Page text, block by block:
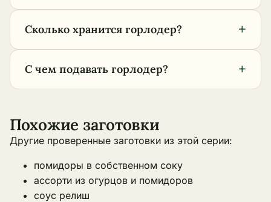
Сколько хранится горлодер? +
С чем подавать горлодер? +
Похожие заготовки
Другие проверенные заготовки из этой серии:
помидоры в собственном соку
ассорти из огурцов и помидоров
соус релиш